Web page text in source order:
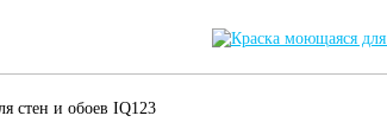
стен и обоев IQ123